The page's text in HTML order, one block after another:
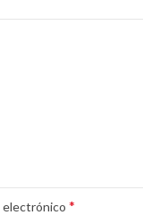
electrónico*